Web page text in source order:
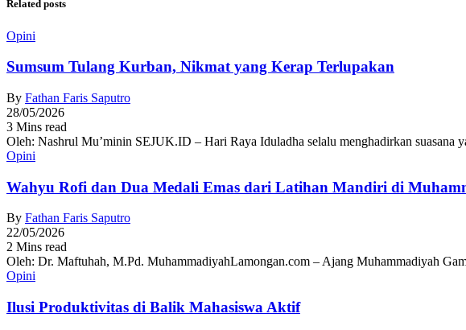
Related posts
Opini
Sumsum Tulang Kurban, Nikmat yang Kerap Terlupakan
By Fathan Faris Saputro
28/05/2026
3 Mins read
Oleh: Nashrul Mu’minin SEJUK.ID – Hari Raya Iduladha selalu menghadirkan
Opini
Wahyu Rofi dan Dua Medali Emas dari Latihan Mandiri di
By Fathan Faris Saputro
22/05/2026
2 Mins read
Oleh: Dr. Maftuhah, M.Pd. MuhammadiyahLamongan.com – Ajang Muhammadiyah
Opini
Ilusi Produktivitas di Balik Mahasiswa Aktif